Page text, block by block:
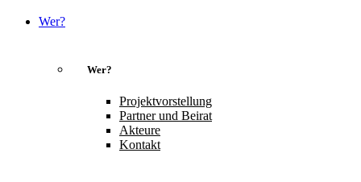
Wer?
Wer?
Projektvorstellung
Partner und Beirat
Akteure
Kontakt